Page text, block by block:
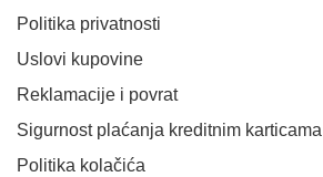
Politika privatnosti
Uslovi kupovine
Reklamacije i povrat
Sigurnost plaćanja kreditnim karticama
Politika kolačića